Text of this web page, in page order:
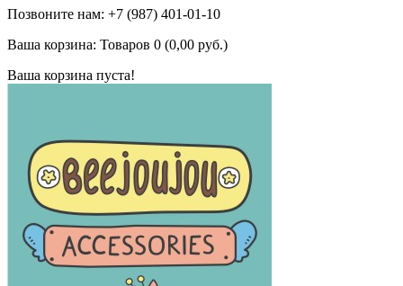
Позвоните нам: +7 (987) 401-01-10
Ваша корзина: Товаров 0 (0,00 руб.)
Ваша корзина пуста!